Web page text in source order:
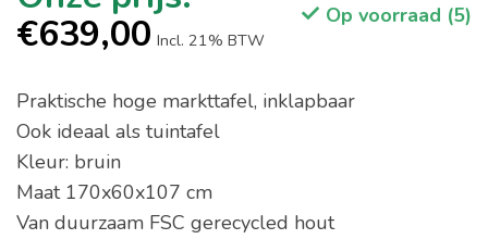
€639,00 Incl. 21% BTW
Op voorraad (5)
Praktische hoge markttafel, inklapbaar
Ook ideaal als tuintafel
Kleur: bruin
Maat 170x60x107 cm
Van duurzaam FSC gerecycled hout